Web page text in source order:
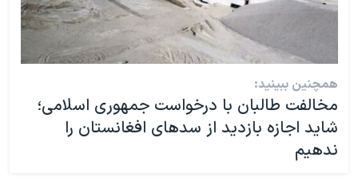
همچنین ببینید:
مخالفت طالبان با درخواست جمهوری اسلامی؛
شاید اجازه بازدید از سدهای افغانستان را
ندهیم